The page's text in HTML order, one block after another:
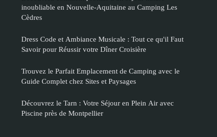
inoubliable en Nouvelle-Aquitaine au Camping Les
Cèdres
Dress Code et Ambiance Musicale : Tout ce qu'il Faut
Savoir pour Réussir votre Dîner Croisière
Trouvez le Parfait Emplacement de Camping avec le
Guide Complet chez Sites et Paysages
Découvrez le Tarn : Votre Séjour en Plein Air avec
Piscine près de Montpellier